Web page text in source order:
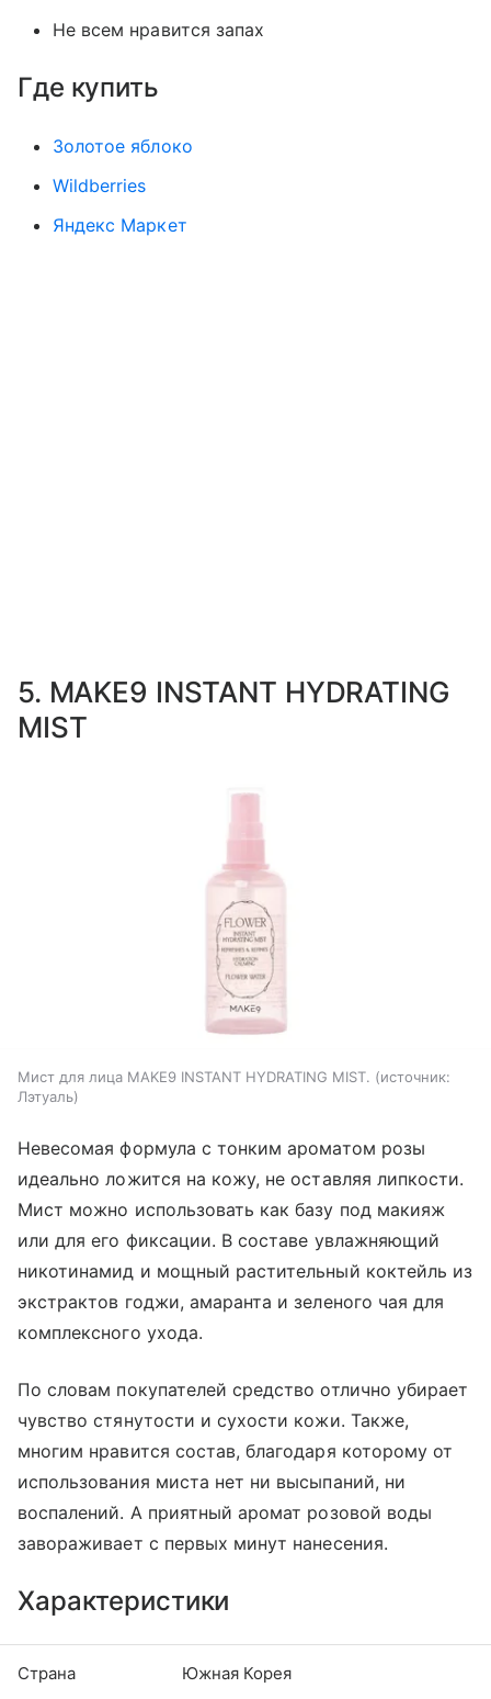
Не всем нравится запах
Где купить
Золотое яблоко
Wildberries
Яндекс Маркет
5. MAKE9 INSTANT HYDRATING
MIST
Мист для лица MAKE9 INSTANT HYDRATING MIST.
источник:
Лэтуаль
Невесомая формула с тонким ароматом розы
идеально ложится на кожу, не оставляя липкости.
Мист можно использовать как базу под макияж
или для его фиксации. В составе увлажняющий
никотинамид и мощный растительный коктейль из
экстрактов годжи, амаранта и зеленого чая для
комплексного ухода.
По словам покупателей средство отлично убирает
чувство стянутости и сухости кожи. Также,
многим нравится состав, благодаря которому от
использования миста нет ни высыпаний, ни
воспалений. А приятный аромат розовой воды
завораживает с первых минут нанесения.
Характеристики
Страна Южная Корея